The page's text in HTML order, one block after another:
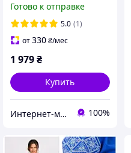
M, L,XL,2XL,3XL
Готово к отправке
5.0 (1)
от330₴/мес
1 979₴
Купить
Интернет-магазин Family-tex 100%